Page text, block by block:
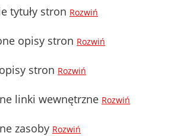
tytuły stron Rozwiń
opisy stron Rozwiń
stron Rozwiń
linki wewnętrzne Rozwiń
zasoby Rozwiń